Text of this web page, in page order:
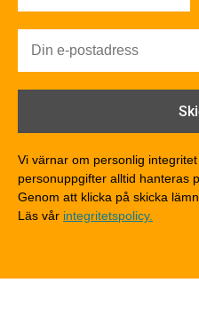
Brandsäkerhet
Brandförlopp i
Brandklasser för
Träkonstruktioners
Detaljlösningar
Träytors
Tekniska byten med
Riskvärdering i
Vi värnar om personlig
personuppgifter alltid hanteras
Genom att klicka på skicka
Läs vår integritetspolicy.